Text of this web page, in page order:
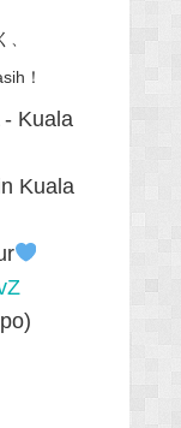
！
Kuala
Kuala